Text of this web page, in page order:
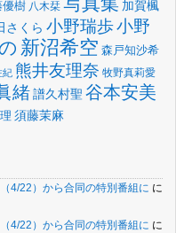
優樹 八木栞 加賀楓
さくら 小野瑞歩小野
新沼希空 森戸知沙希
紀 熊井友理奈 牧野真莉愛
緒譜久村聖 谷本安美
須藤茉麻
4/22）から合同の特別番組に に
4/22）から合同の特別番組に に